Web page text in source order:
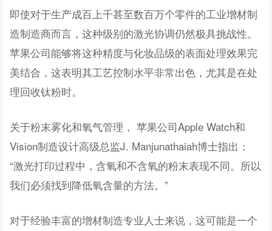
即使对于生产成百上千甚至数百万个零件的工业增材制
造制造商而言，这种级别的激光协调仍然极具挑战性。
苹果公司能够将这种精度与化妆品级的表面处理效果完
美结合，这表明其工艺控制水平非常出色，尤其是在处
理回收钛粉时。
关于粉末雾化和氧气管理， 苹果公司Apple Watch和
Vision制造设计高级总监J. Manjunathaiah博士指出：
“激光打印过程中，含氧和不含氧的粉末表现不同。所以
我们必须找到降低氧含量的方法。”
对于经验丰富的增材制造专业人士来说，这可能是一个